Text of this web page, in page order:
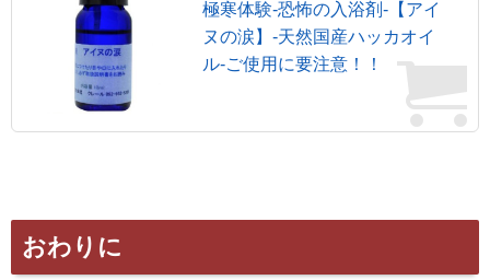
極寒体験-恐怖の入浴剤-【アイ
ヌの涙】-天然国産ハッカオイ
ル-ご使用に要注意！！
おわりに